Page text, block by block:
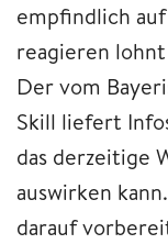
empfindlich
reagieren
Der vom
Skill liefert
das derzeitige
auswirken
darauf